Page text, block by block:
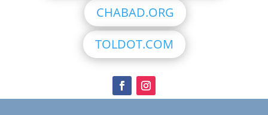
CHABAD.ORG
TOLDOT.COM